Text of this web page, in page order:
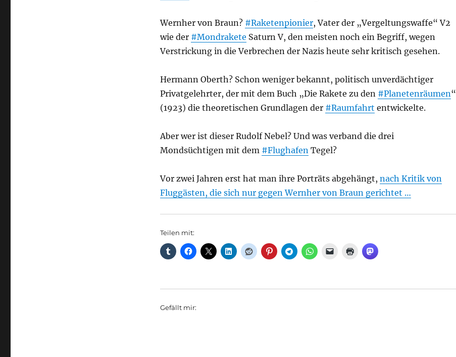
Wernher von Braun? #Raketenpionier, Vater der „Vergeltungswaffe“ V2
wie der #Mondrakete Saturn V, den meisten noch ein Begriff, wegen
Verstrickung in die Verbrechen der Nazis heute sehr kritisch gesehen.
Hermann Oberth? Schon weniger bekannt, politisch unverdächtiger
Privatgelehrter, der mit dem Buch „Die Rakete zu den #Planetenräumen“
(1923) die theoretischen Grundlagen der #Raumfahrt entwickelte.
Aber wer ist dieser Rudolf Nebel? Und was verband die drei
Mondsüchtigen mit dem #FlughafenTegel?
Vor zwei Jahren erst hat man ihre Porträts abgehängt, nach Kritik von
Fluggästen, die sich nur gegen Wernher von Braun gerichtet …
Teilen mit:
Gefällt mir: